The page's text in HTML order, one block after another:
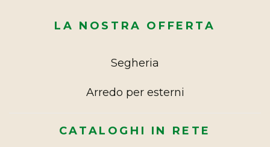
LA NOSTRA OFFERTA
Segheria
Arredo per esterni
CATALOGHI IN RETE